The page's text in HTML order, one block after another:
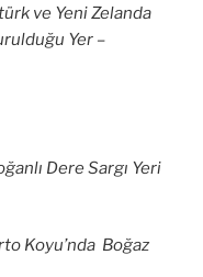
ve Yeni Zelanda
Yer –
Dere Sargı Yeri
Koyu’nda Boğaz